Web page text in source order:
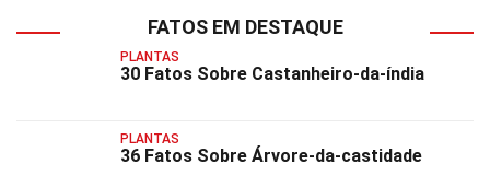
FATOS EM DESTAQUE
PLANTAS
30 Fatos Sobre Castanheiro-da-índia
PLANTAS
36 Fatos Sobre Árvore-da-castidade